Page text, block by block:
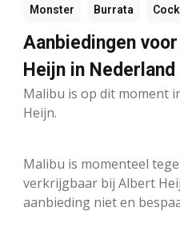
Monster Burrata
Aanbiedingen
Heijn in Nederland
Malibu is op dit moment
Heijn.
Malibu is momenteel
verkrijgbaar bij Albert
aanbieding niet en